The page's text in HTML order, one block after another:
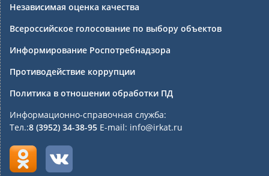
Независимая оценка качества
Всероссийское голосование по выбору объектов
Информирование Роспотребнадзора
Противодействие коррупции
Политика в отношении обработки ПД
Информационно-справочная служба:
Тел.:8 (3952) 34-38-95 E-mail: info@irkat.ru